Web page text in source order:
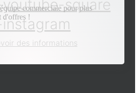
square
commerciale pour plus
d'offres !
des informations